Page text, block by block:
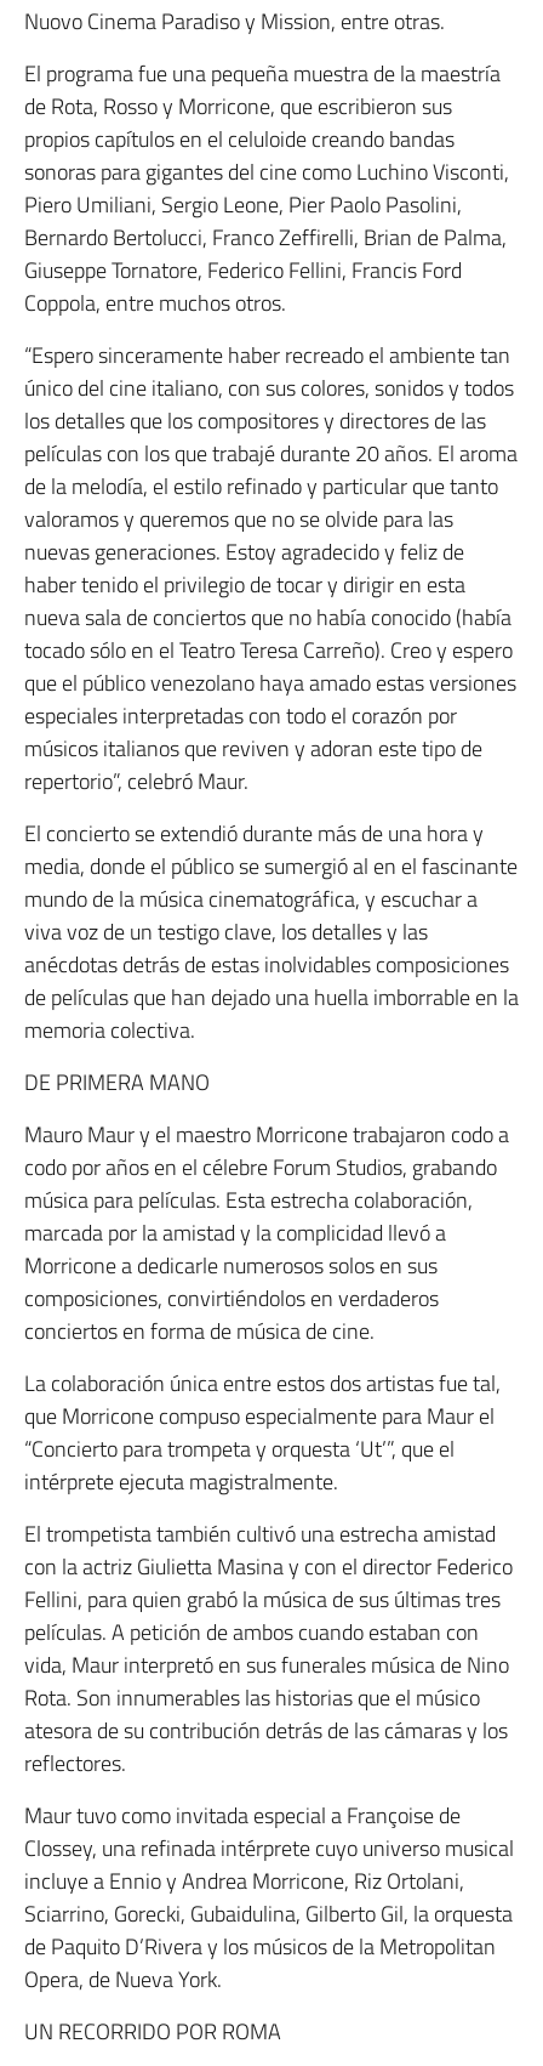
Nuovo Cinema Paradiso y Mission, entre otras.
El programa fue una pequeña muestra de la maestría
de Rota, Rosso y Morricone, que escribieron sus
propios capítulos en el celuloide creando bandas
sonoras para gigantes del cine como Luchino Visconti,
Piero Umiliani, Sergio Leone, Pier Paolo Pasolini,
Bernardo Bertolucci, Franco Zeffirelli, Brian de Palma,
Giuseppe Tornatore, Federico Fellini, Francis Ford
Coppola, entre muchos otros.
“Espero sinceramente haber recreado el ambiente tan
único del cine italiano, con sus colores, sonidos y todos
los detalles que los compositores y directores de las
películas con los que trabajé durante 20 años. El aroma
de la melodía, el estilo refinado y particular que tanto
valoramos y queremos que no se olvide para las
nuevas generaciones. Estoy agradecido y feliz de
haber tenido el privilegio de tocar y dirigir en esta
nueva sala de conciertos que no había conocido (había
tocado sólo en el Teatro Teresa Carreño). Creo y espero
que el público venezolano haya amado estas versiones
especiales interpretadas con todo el corazón por
músicos italianos que reviven y adoran este tipo de
repertorio”, celebró Maur.
El concierto se extendió durante más de una hora y
media, donde el público se sumergió al en el fascinante
mundo de la música cinematográfica, y escuchar a
viva voz de un testigo clave, los detalles y las
anécdotas detrás de estas inolvidables composiciones
de películas que han dejado una huella imborrable en la
memoria colectiva.
DE PRIMERA MANO
Mauro Maur y el maestro Morricone trabajaron codo a
codo por años en el célebre Forum Studios, grabando
música para películas. Esta estrecha colaboración,
marcada por la amistad y la complicidad llevó a
Morricone a dedicarle numerosos solos en sus
composiciones, convirtiéndolos en verdaderos
conciertos en forma de música de cine.
La colaboración única entre estos dos artistas fue tal,
que Morricone compuso especialmente para Maur el
“Concierto para trompeta y orquesta ‘Ut’”, que el
intérprete ejecuta magistralmente.
El trompetista también cultivó una estrecha amistad
con la actriz Giulietta Masina y con el director Federico
Fellini, para quien grabó la música de sus últimas tres
películas. A petición de ambos cuando estaban con
vida, Maur interpretó en sus funerales música de Nino
Rota. Son innumerables las historias que el músico
atesora de su contribución detrás de las cámaras y los
reflectores.
Maur tuvo como invitada especial a Françoise de
Clossey, una refinada intérprete cuyo universo musical
incluye a Ennio y Andrea Morricone, Riz Ortolani,
Sciarrino, Gorecki, Gubaidulina, Gilberto Gil, la orquesta
de Paquito D’Rivera y los músicos de la Metropolitan
Opera, de Nueva York.
UN RECORRIDO POR ROMA